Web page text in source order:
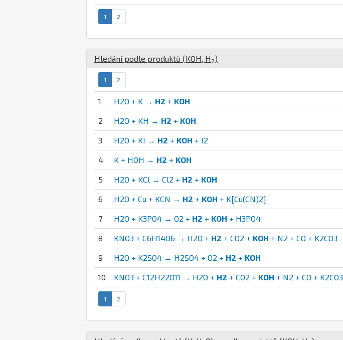
1 2
Hledání podle produktů (KOH H 2)
1 2
1 H2O + K → H2 + KOH
2 H2O + KH → H2 + KOH
3 H2O + KI → H2 + KOH + I2
4 K + HOH → H2 + KOH
5 H2O + KCl → Cl2 + H2 + KOH
6 H2O + Cu + KCN → H2 + KOH + K[Cu(CN)2]
7 H2O + K3PO4 → O2 + H2 + KOH + H3PO4
8 KNO3 + C6H14O6 → H2O + H2 + CO2 + KOH + N2 + CO + K2CO3
9 H2O + K2SO4 → H2SO4 + O2 + H2 + KOH
10 KNO3 + C12H22O11 → H2O + H2 + CO2 + KOH + N2 + CO + K2CO3
1 2